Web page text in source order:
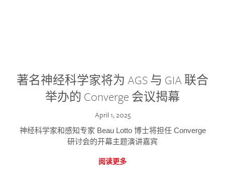
著名神经科学家将为 AGS 与 GIA 联合
举办的 Converge 会议揭幕
April 1, 2025
神经科学家和感知专家 Beau Lotto 博士将担任 Converge
研讨会的开幕主题演讲嘉宾
阅读更多